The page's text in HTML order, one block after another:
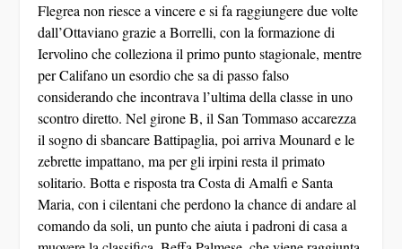
Flegrea non riesce a vincere e si fa raggiungere due volte
dall’Ottaviano grazie a Borrelli, con la formazione di
Iervolino che colleziona il primo punto stagionale, mentre
per Califano un esordio che sa di passo falso
considerando che incontrava l’ultima della classe in uno
scontro diretto. Nel girone B, il San Tommaso accarezza
il sogno di sbancare Battipaglia, poi arriva Mounard e le
zebrette impattano, ma per gli irpini resta il primato
solitario. Botta e risposta tra Costa di Amalfi e Santa
Maria, con i cilentani che perdono la chance di andare al
comando da soli, un punto che aiuta i padroni di casa a